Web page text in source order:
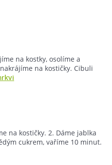
na kostky, osolíme a
na kostičky. Cibuli
na kostičky. 2. Dáme jablka
cukrem, vaříme 10 minut.